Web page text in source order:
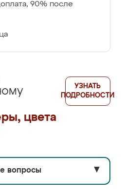
90% после
цвета
УЗНАТЬ
ПОДРОБНОСТИ
вопросы ▼